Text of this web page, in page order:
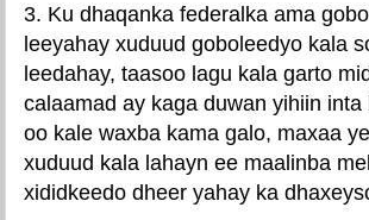
3. Ku dhaqanka federalka ama
leeyahay xuduud goboleedyo kala
leedahay, taasoo lagu kala garto
calaamad ay kaga duwan yihiin
oo kale waxba kama galo, maxaa
xuduud kala lahayn ee maalinba
xididkeedo dheer yahay ka